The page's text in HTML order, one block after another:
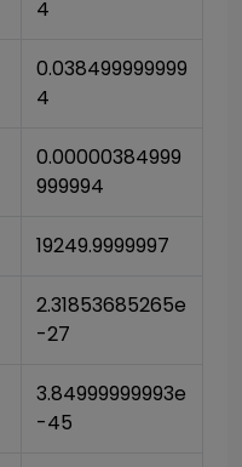
4
0.038499999999
4
0.00000384999
999994
19249.9999997
2.31853685265e
-27
3.84999999993e
-45